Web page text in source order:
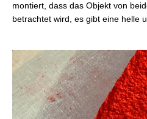
montiert, dass das Objekt von
betrachtet wird, es gibt eine helle